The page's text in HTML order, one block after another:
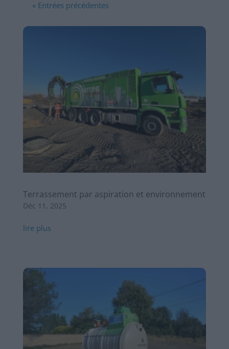
« Entrées précédentes
Terrassement par aspiration et environnement
Déc 11, 2025
lire plus